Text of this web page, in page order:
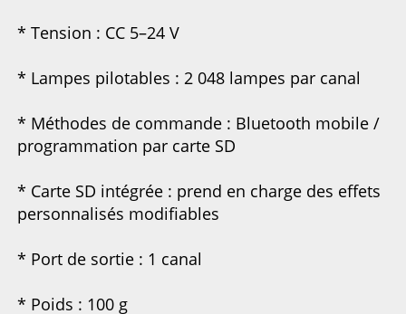
* Tension : CC 5–24 V
* Lampes pilotables : 2 048 lampes par canal
* Méthodes de commande : Bluetooth mobile /
programmation par carte SD
* Carte SD intégrée : prend en charge des effets
personnalisés modifiables
* Port de sortie : 1 canal
* Poids : 100 g